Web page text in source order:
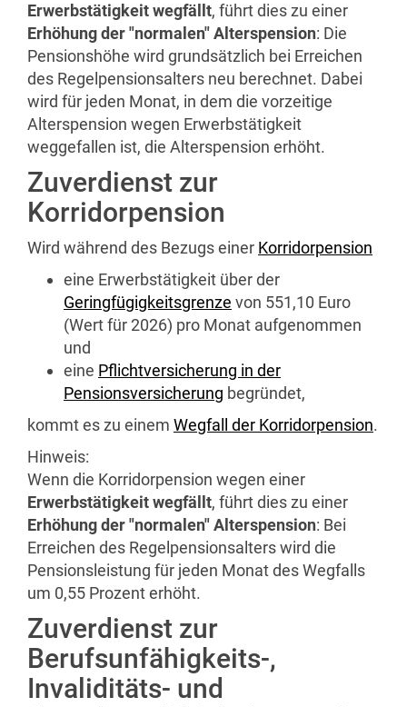
Erwerbstätigkeit wegfällt, führt dies zu einer
Erhöhung der "normalen" Alterspension: Die
Pensionshöhe wird grundsätzlich bei Erreichen
des Regelpensionsalters neu berechnet. Dabei
wird für jeden Monat, in dem die vorzeitige
Alterspension wegen Erwerbstätigkeit
weggefallen ist, die Alterspension erhöht.
Zuverdienst zur
Korridorpension
Wird während des Bezugs einer Korridorpension
eine Erwerbstätigkeit über der
Geringfügigkeitsgrenze von 551,10 Euro
(Wert für 2026) pro Monat aufgenommen
und
eine Pflichtversicherung in der
Pensionsversicherung begründet,
kommt es zu einem Wegfall der Korridorpension.
Hinweis:
Wenn die Korridorpension wegen einer
Erwerbstätigkeit wegfällt, führt dies zu einer
Erhöhung der "normalen" Alterspension: Bei
Erreichen des Regelpensionsalters wird die
Pensionsleistung für jeden Monat des Wegfalls
um 0,55 Prozent erhöht.
Zuverdienst zur
Berufsunfähigkeits-,
Invaliditäts- und